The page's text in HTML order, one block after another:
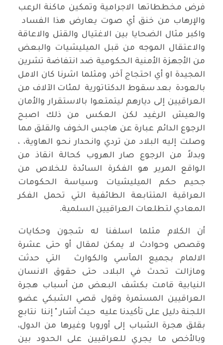
فرض مخططاتها الاجرامية وتمكين ماكنة الرعب
والإرهاب من خنق أي صوت يعارض هذا الفساد
واكبر مثال الضحايا بين الاغتيال والقتل والاعاقة
والاعتقال الموجه من قبل الميليشيات والبعض
من الأجهزة الأمنية الحكومية ضد انتفاضة تشرين
المجيدة او أي احتجاج آخر، ومثلما اشرنا كان الامل
بالعودة بعد سقوط الدكتاتورية لمئات الآلاف من
العراقيين إلى ديارهم ليتمتعوا بالاستقرار والأمان
والعيش الرغيد لكن العكس من ذلك اصبح
الرجوع الدائم عبارة عن هاجس الخوف والقلق مما
وصلت إليه البلاد من تردي وانحدار نحو الهاوية، ،
وبدلاً من الرجوع صار الهروب كحالة انقاذ من
الواقع المرير هو الفكرة السائدة للخلاص من
جحيم حكم الميليشيات وسياسة الحكومات
العراقية المتتابعة الطائفية التي تحمل الفكر
المعادي لتطلعات العراقيين السلمية.
أن الكلام مثلما اسلفنا له شجون وحكايات
وقصص وحوادث لا يمكن لمقال أو حتى عشرة
الالمام بجميع المآسي والكوارث التي حدثت
ومازالت تحدث في البلاد، حتى حقوق الانسان
النيابية قامت بكشف البعض من أسباب هجرة
العراقيين المستمرة وقول قصي الشبكي عضو
اللجنة دليل على تأكيدنا عليه حيث أشار " إننا نتابع
بقلق هجرة الشباب إلى أوروبا وغيرها من الدول،
وبالأخص ما يجري للعراقيين على الحدود بين